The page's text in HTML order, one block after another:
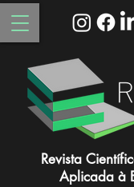
Revista
Aplicada à